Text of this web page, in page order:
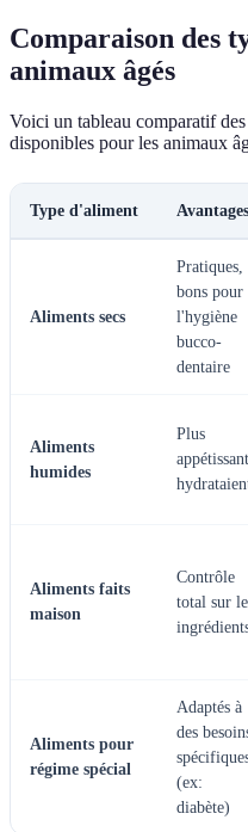
Comparaison des
animaux âgés
Voici un tableau comparatif
disponibles pour les animaux
Type d'aliment Avantages
Aliments secs
Pratiques,
bons pour
l'hygiène
bucco-
dentaire
Aliments
humides
Plus
Aliments faits
maison
Contrôle
total sur
Aliments pour
régime spécial
Adaptés à
des
(ex:
diabète)